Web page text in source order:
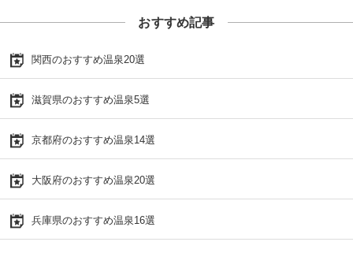
おすすめ記事
関西のおすすめ温泉20選
滋賀県のおすすめ温泉5選
京都府のおすすめ温泉14選
大阪府のおすすめ温泉20選
兵庫県のおすすめ温泉16選